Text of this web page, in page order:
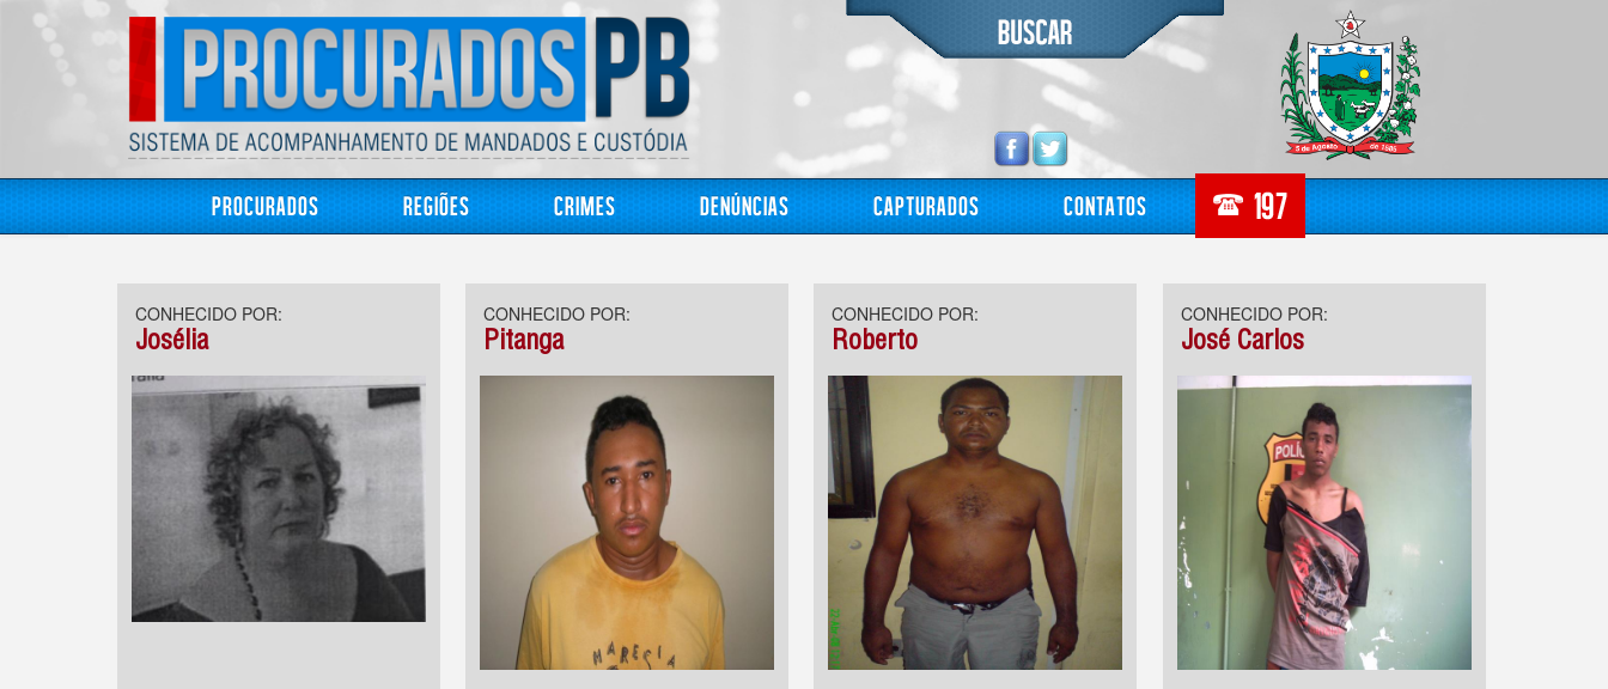
Procurados Regiões Crimes Denúncias Capturados Contatos
CONHECIDO POR:
Josélia
CONHECIDO POR:
Pitanga
CONHECIDO POR:
Roberto
CONHECIDO POR:
José Carlos